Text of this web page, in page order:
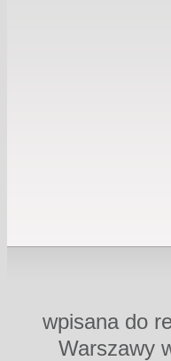
wpisana do
Warszawy